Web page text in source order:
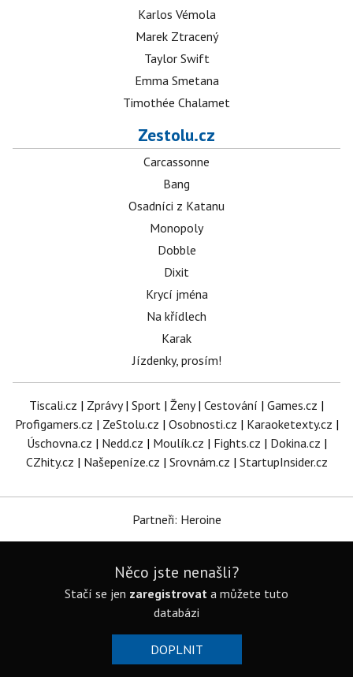
Karlos Vémola
Marek Ztracený
Taylor Swift
Emma Smetana
Timothée Chalamet
Zestolu.cz
Carcassonne
Bang
Osadníci z Katanu
Monopoly
Dobble
Dixit
Krycí jména
Na křídlech
Karak
Jízdenky, prosím!
Tiscali.cz | Zprávy| Sport | Ženy| Cestování | Games.cz |
Profigamers.cz | ZeStolu.cz | Osobnosti.cz | Karaoketexty.cz |
Úschovna.cz | Nedd.cz | Moulík.cz | Fights.cz | Dokina.cz |
CZhity.cz | Našepeníze.cz | Srovnám.cz | StartupInsider.cz
Partneři: Heroine
Něco jste nenašli?
Stačí se jen zaregistrovat a můžete tuto
databázi
DOPLNIT